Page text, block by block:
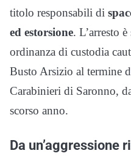
titolo responsabili di
ed estorsione. L’arresto
ordinanza di custodia
Busto Arsizio al termine
Carabinieri di Saronno,
scorso anno.
Da un’aggressione